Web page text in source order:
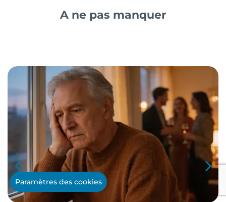
Paramètres des cookies
A ne pas manquer